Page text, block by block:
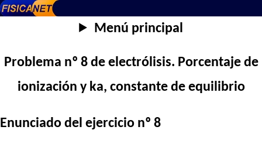
Menú principal
Problema nº 8 de electrólisis. Porcentaje de
ionización y ka, constante de equilibrio
Enunciado del ejercicio nº 8